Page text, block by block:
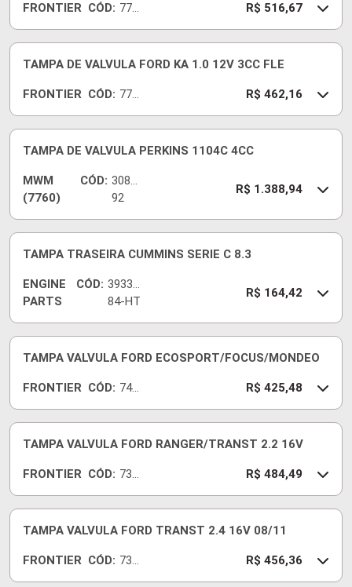
FRONTIER CÓD: 772
R$ 516,67
TAMPA DE VALVULA FORD KA 1.0 12V 3CC FLE
FRONTIER CÓD: 772
R$ 462,16
TAMPA DE VALVULA PERKINS 1104C 4CC
MWM
(7760)
CÓD: 30817
92
R$ 1.388,94
TAMPA TRASEIRA CUMMINS SERIE C 8.3
ENGINE
PARTS
CÓD: 39333
84-HT
R$ 164,42
TAMPA VALVULA FORD ECOSPORT/FOCUS/MONDEO
FRONTIER CÓD: 742
R$ 425,48
TAMPA VALVULA FORD RANGER/TRANST 2.2 16V
FRONTIER CÓD: 734
R$ 484,49
TAMPA VALVULA FORD TRANST 2.4 16V 08/11
FRONTIER CÓD: 730
R$ 456,36